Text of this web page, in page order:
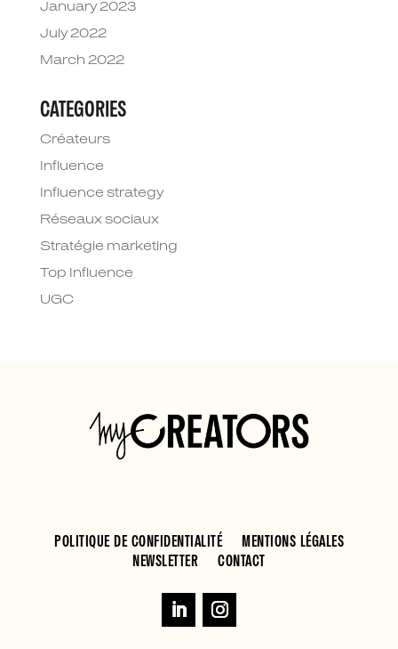
January 2023
July 2022
March 2022
CATEGORIES
Créateurs
Influence
Influence strategy
Réseaux sociaux
Stratégie marketing
Top Influence
UGC
POLITIQUE DE CONFIDENTIALITÉ
MENTIONS LÉGALES
NEWSLETTER
CONTACT